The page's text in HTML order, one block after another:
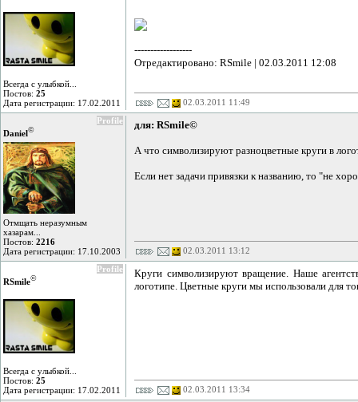
Всегда с улыбкой...
Постов: 25
Дата регистрации: 17.02.2011
------------------
Отредактировано: RSmile | 02.03.2011 12:08
02.03.2011 11:49
Profile
Daniel©
Отмщать неразумным
хазарам...
Постов: 2216
Дата регистрации: 17.10.2003
для: RSmile©
А что символизируют разноцветные круги в
Если нет задачи привязки к названию, то "не
02.03.2011 13:12
Profile
RSmile©
Всегда с улыбкой...
Постов: 25
Дата регистрации: 17.02.2011
Круги символизируют вращение. Наше
логотипе. Цветные круги мы использовали для
02.03.2011 13:34